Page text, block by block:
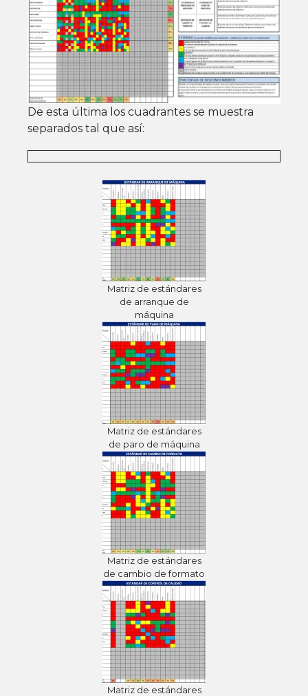
De esta última los cuadrantes se muestra
separados tal que así:
Matriz de estándares
de arranque de
máquina
Matriz de estándares
de paro de máquina
Matriz de estándares
de cambio de formato
Matriz de estándares